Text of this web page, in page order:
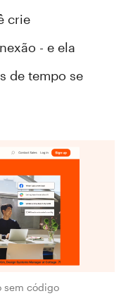
crie
- e ela
de tempo se
sem código